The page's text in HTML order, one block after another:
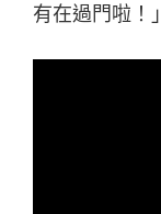
有在過門啦！」